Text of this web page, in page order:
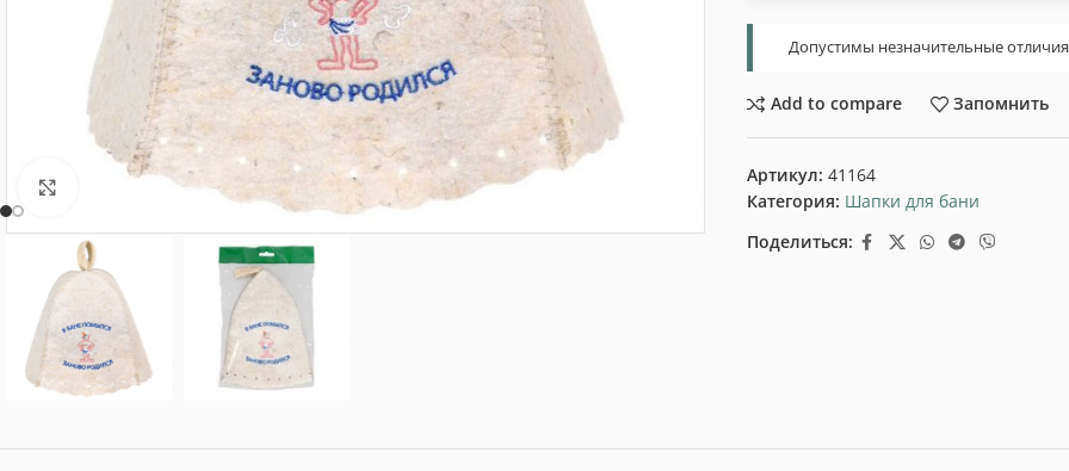
Нажмите, чтобы увеличить
Допустимы незначительные
Add to compare Запомнить
Артикул: 41164
Категория: Шапки для бани
Поделиться: